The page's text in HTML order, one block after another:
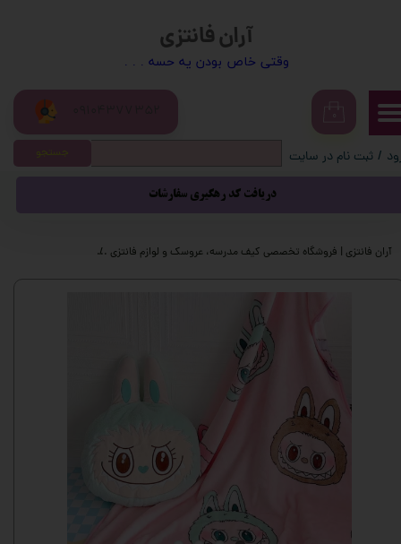
آران فانتزی
​​وقتی خاص بودن یه حسه . . .
/ ثبت نام در سایت
سفارشات
خروج از حساب کاربری
دریافت کد رهگیری سفارشات
جستجو
آران فانتزی | فروشگاه تخصصی کیف مدرسه، عروسک و لوازم فانتزی